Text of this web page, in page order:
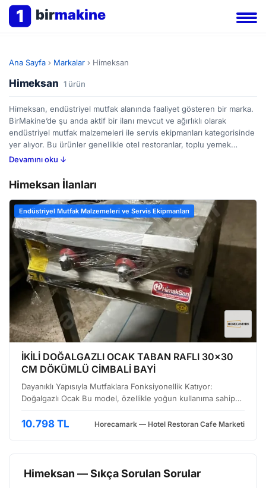
1 birmakine
Ana Sayfa › Markalar › Himeksan
Himeksan 1 ürün
Himeksan, endüstriyel mutfak alanında faaliyet gösteren bir marka.
BirMakine’de şu anda aktif bir ilanı mevcut ve ağırlıklı olarak
endüstriyel mutfak malzemeleri ile servis ekipmanları kategorisinde
yer alıyor. Bu ürünler genellikle otel restoranlar, toplu yemek
hazırlayan tesisler veya catering firmaları gibi profesyonel
makinelerinden pişirme ekipmanlarına, soğutuculardan paslanmaz
çelik çalışma tezgahlarına kadar geniş bir yelpaze bulunabilir. Bu tür
ekipmanları değerlendirenlerin, kapasite, enerji verimliliği, malzeme
kalitesi ve bakım kolaylığı gibi özelliklere dikkat etmeleri önerilir.
BirMakine platformu üzerinden Himeksan’ın ilanını inceleyebilir,
farklı seçenekleri karşılaştırabilirsiniz.
Devamını oku ↓
Himeksan İlanları
Endüstriyel Mutfak Malzemeleri ve Servis Ekipmanları
İKİLİ DOĞALGAZLI OCAK TABAN RAFLI 30x30
CM DÖKÜMLÜ CİMBALİ BAYİ
Dayanıklı Yapısıyla Mutfaklara Fonksiyonellik Katıyor:
Doğalgazlı Ocak Bu model, özellikle yoğun kullanıma sahip
işletmeleri için tasarlanmış, iki gözlü doğa…
10.798 TL Horecamark — Hotel Restoran Cafe Marketi
Himeksan — Sıkça Sorulan Sorular